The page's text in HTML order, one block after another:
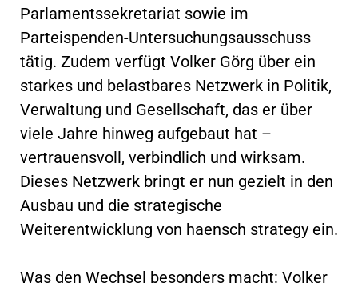
Parlamentssekretariat sowie im
Parteispenden-Untersuchungsausschuss
tätig. Zudem verfügt Volker Görg über ein
starkes und belastbares Netzwerk in Politik,
Verwaltung und Gesellschaft, das er über
viele Jahre hinweg aufgebaut hat –
vertrauensvoll, verbindlich und wirksam.
Dieses Netzwerk bringt er nun gezielt in den
Ausbau und die strategische
Weiterentwicklung von haensch strategy ein.
Was den Wechsel besonders macht: Volker